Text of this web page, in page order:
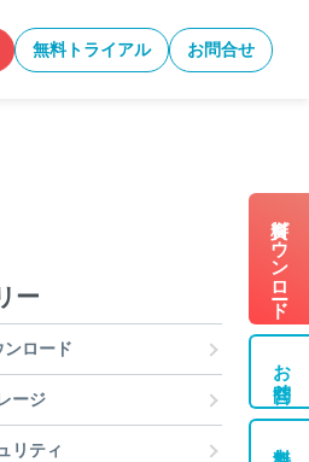
無料トライアル お問合せ
資料ダウンロード
お問合せ
ー
ンロード
ージ
リティ